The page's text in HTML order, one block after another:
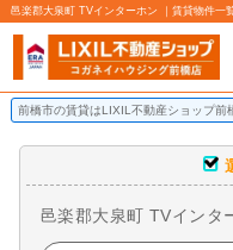
邑楽郡大泉町 TVインターホン ｜賃貸物件一
前橋市の賃貸はLIXIL不動産ショップ前
邑楽郡大泉町 TVインタ